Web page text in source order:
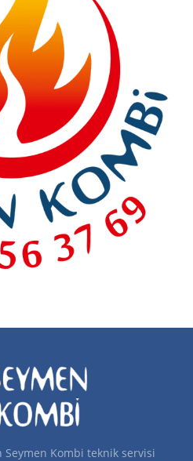
Seymen Kombi teknik servisi